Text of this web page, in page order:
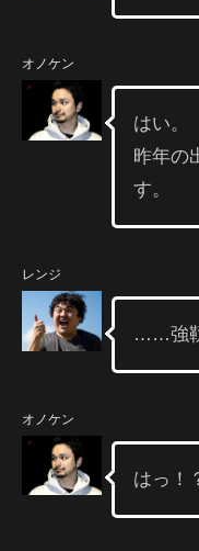
オノケン
はい。
昨年の
す。
レンジ
……強
オノケン
はっ！